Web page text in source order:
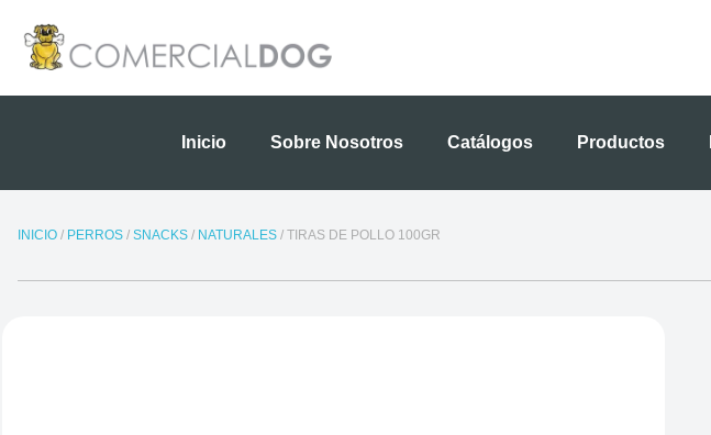
contenido
Inicio Sobre Nosotros Catálogos Productos
INICIO / PERROS / SNACKS / NATURALES / TIRAS DE POLLO 100GR